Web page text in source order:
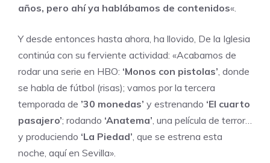
años, pero ahí ya hablábamos de contenidos«.
Y desde entonces hasta ahora, ha llovido, De la Iglesia
continúa con su ferviente actividad: «Acabamos de
rodar una serie en HBO: ‘Monos con pistolas’, donde
se habla de fútbol (risas); vamos por la tercera
temporada de ’30 monedas’ y estrenando ‘El cuarto
pasajero’; rodando ‘Anatema’, una película de terror…
y produciendo ‘La Piedad’, que se estrena esta
noche, aquí en Sevilla».